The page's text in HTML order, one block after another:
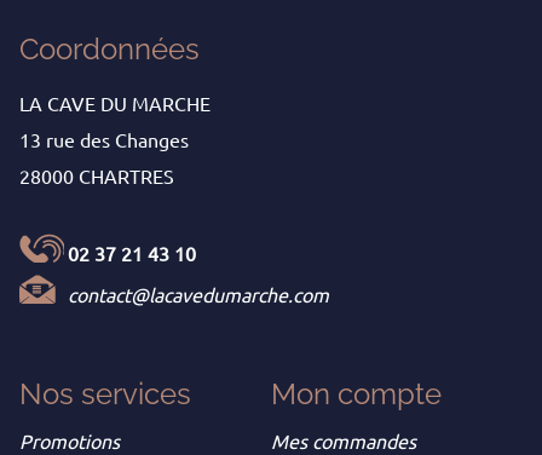
Coordonnées
LA CAVE DU MARCHE
13 rue des Changes
28000 CHARTRES
02 37 21 43 10
contact@lacavedumarche.com
Nos services
Promotions
Mon compte
Mes commandes